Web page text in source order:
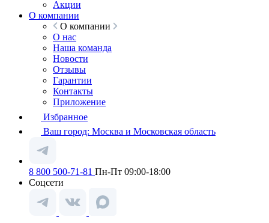
Акции
О компании
О компании
О нас
Наша команда
Новости
Отзывы
Гарантии
Контакты
Приложение
Избранное
Ваш город: Москва и Московская область
8 800 500-71-81 Пн-Пт 09:00-18:00
Соцсети